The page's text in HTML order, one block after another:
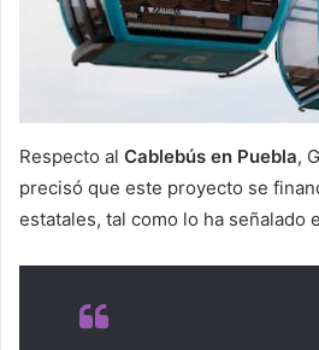
Respecto al Cablebús en Puebla,
precisó que este proyecto se
estatales, tal como lo ha señalado